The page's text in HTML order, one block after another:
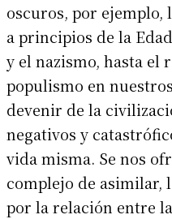
oscuros, por ejemplo,
a principios de la
y el nazismo, hasta el
populismo en
devenir de la
negativos y
vida misma. Se nos
complejo de asimilar,
por la relación entre